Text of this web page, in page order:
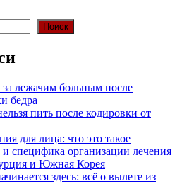
Поиск
лежачим больным после
бедра
пить после кодировки от
для лица: что это такое
специфика организации лечения
и Южная Корея
здесь: всё о вылете из